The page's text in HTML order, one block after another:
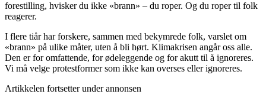
forestilling, hvisker du ikke «brann» – du roper. Og du roper til folk
reagerer.
I flere tiår har forskere, sammen med bekymrede folk, varslet om
«brann» på ulike måter, uten å bli hørt. Klimakrisen angår oss alle.
Den er for omfattende, for ødeleggende og for akutt til å ignoreres.
Vi må velge protestformer som ikke kan overses eller ignoreres.
Artikkelen fortsetter under annonsen